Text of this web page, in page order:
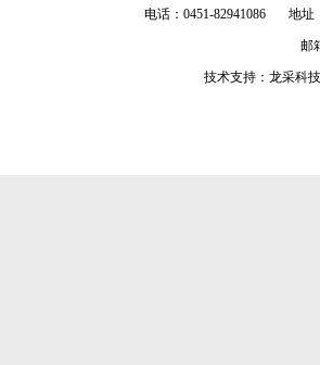
电话：0451-82941086 地址
邮
技术支持： 龙采科